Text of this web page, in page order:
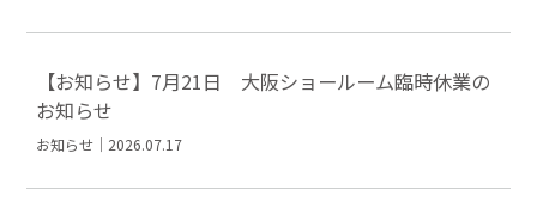
【お知らせ】7月21日 大阪ショールーム臨時休業の
お知らせ
お知らせ｜2026.07.17